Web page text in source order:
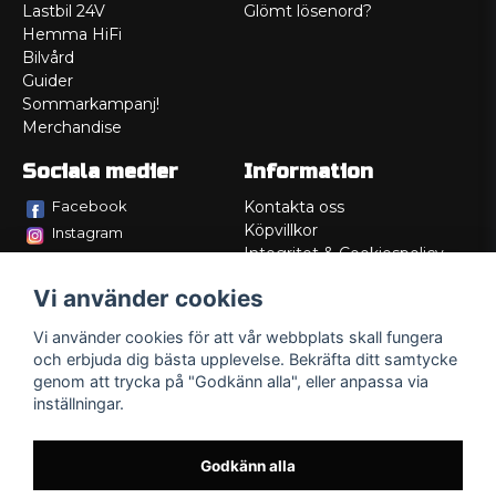
Lastbil 24V
Hemma HiFi
Bilvård
Guider
Sommarkampanj!
Merchandise
Glömt lösenord?
Sociala medier
Facebook
Instagram
Information
Kontakta oss
Köpvillkor
Integritet & Cookiespolicy
Service/Garanti
Lådritning
Om oss
Vi använder cookies
Vi använder cookies för att vår webbplats skall fungera
och erbjuda dig bästa upplevelse. Bekräfta ditt samtycke
genom att trycka på "Godkänn alla", eller anpassa via
inställningar.
Godkänn alla